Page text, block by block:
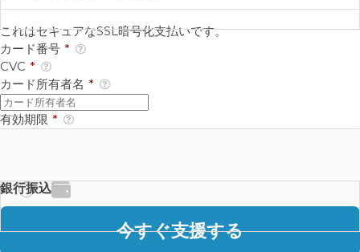
これはセキュアなSSL暗号化支払いです。
カード番号 *
CVC *
カード所有者名 *
有効期限 *
銀行振込